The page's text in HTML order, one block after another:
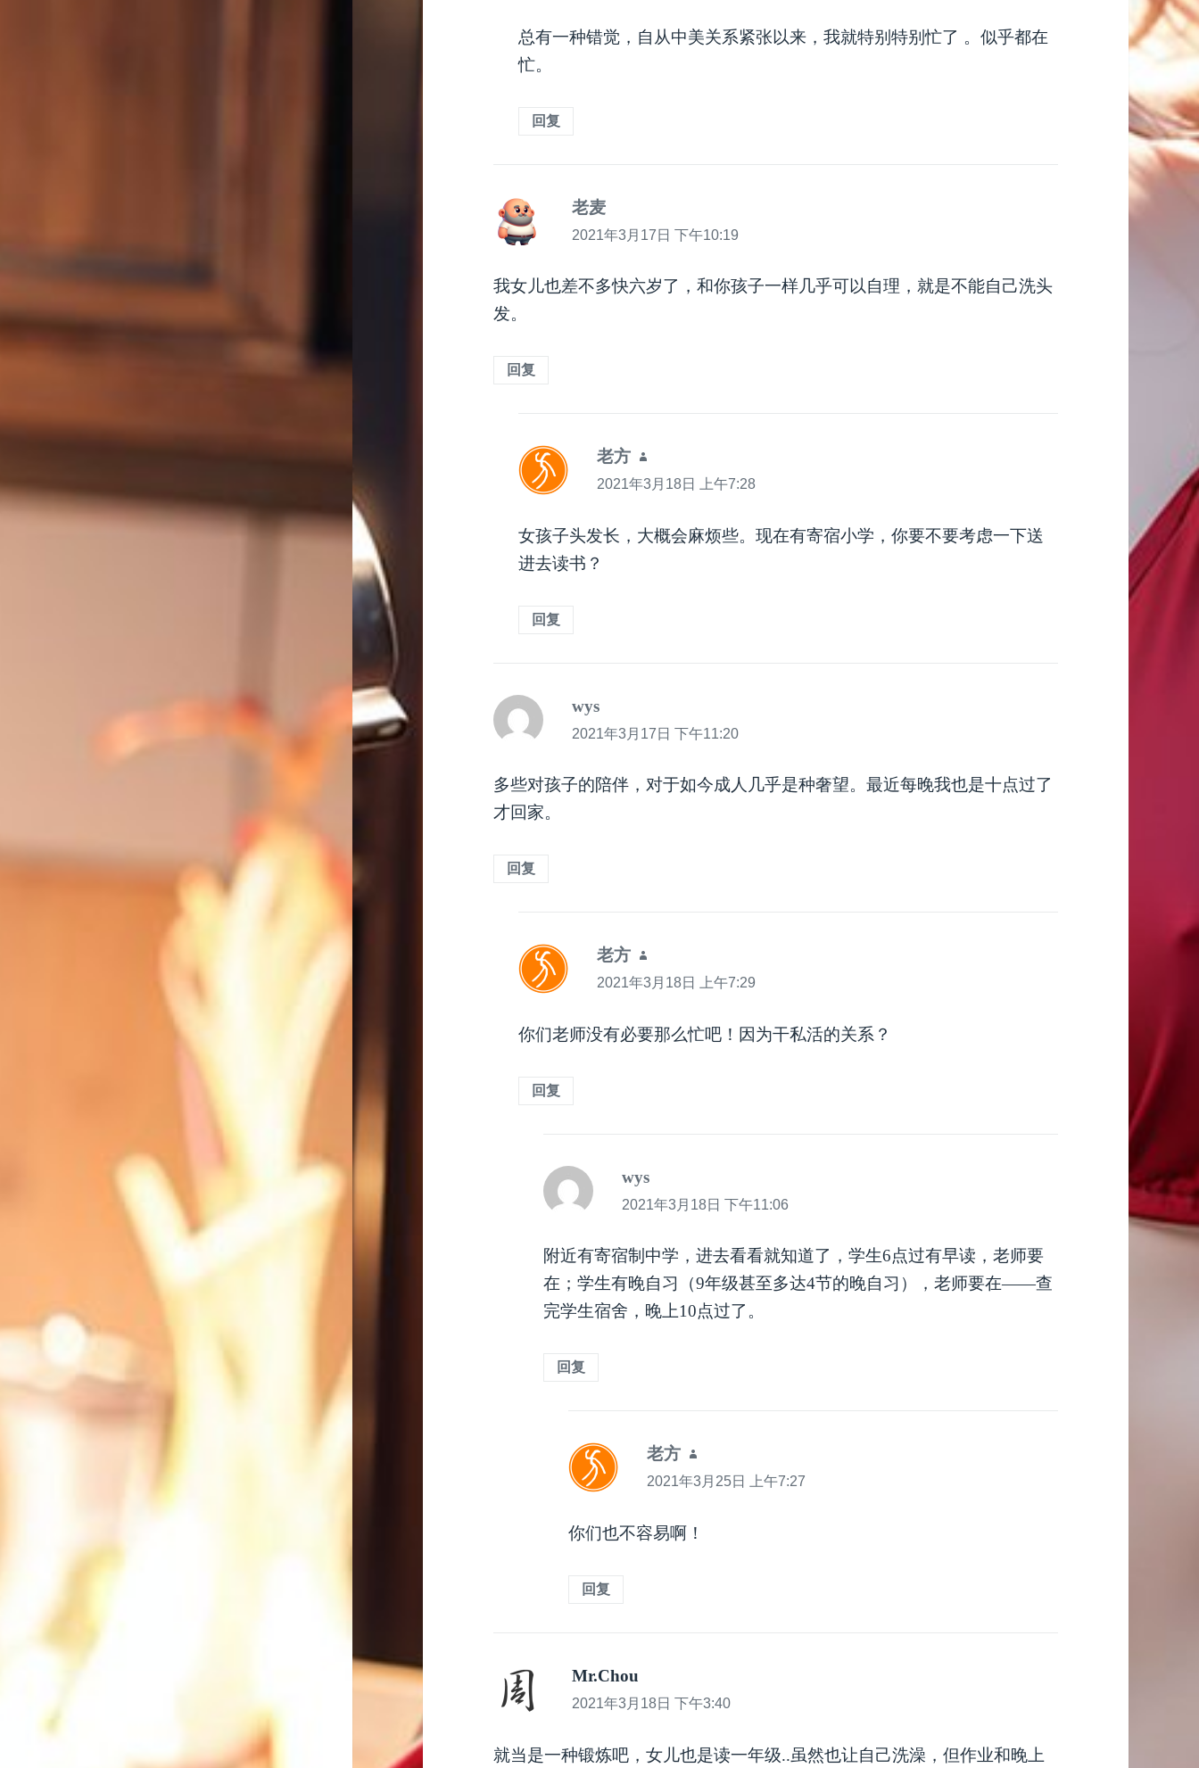
总有一种错觉，自从中美关系紧张以来，我就特别特别忙了 。似乎都在
忙。
回复
老麦
道：
2021年3月17日 下午10:19
我女儿也差不多快六岁了，和你孩子一样几乎可以自理，就是不能自己洗头
发。
回复
老方
说
道：
2021年3月18日 上午7:28
女孩子头发长，大概会麻烦些。现在有寄宿小学，你要不要考虑一下送
进去读书？
回复
wys
道：
2021年3月17日 下午11:20
多些对孩子的陪伴，对于如今成人几乎是种奢望。最近每晚我也是十点过了
才回家。
回复
老方
说
道：
2021年3月18日 上午7:29
你们老师没有必要那么忙吧！因为干私活的关系？
回复
wys
道：
2021年3月18日 下午11:06
附近有寄宿制中学，进去看看就知道了，学生6点过有早读，老师要
在；学生有晚自习（9年级甚至多达4节的晚自习），老师要在——查
完学生宿舍，晚上10点过了。
回复
老方
说
道：
2021年3月25日 上午7:27
你们也不容易啊！
回复
Mr.Chou
道：
2021年3月18日 下午3:40
就当是一种锻炼吧，女儿也是读一年级..虽然也让自己洗澡，但作业和晚上